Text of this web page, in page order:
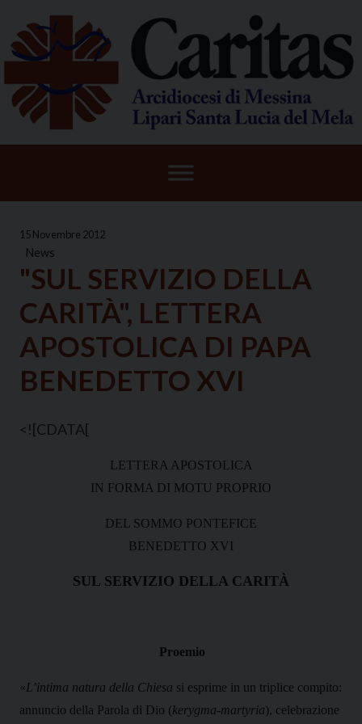
content
15 Novembre 2012
News
"SUL SERVIZIO DELLA
CARITÀ", LETTERA
APOSTOLICA DI PAPA
BENEDETTO XVI
<![CDATA[
LETTERA APOSTOLICA
IN FORMA DI MOTU PROPRIO
DEL SOMMO PONTEFICE
BENEDETTO XVI
SUL SERVIZIO DELLA CARITÀ
Proemio
«L’intima natura della Chiesa si esprime in un triplice compito:
annuncio della Parola di Dio (kerygma-martyria), celebrazione